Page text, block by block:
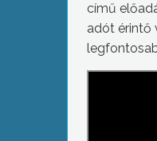
című
adót érintő